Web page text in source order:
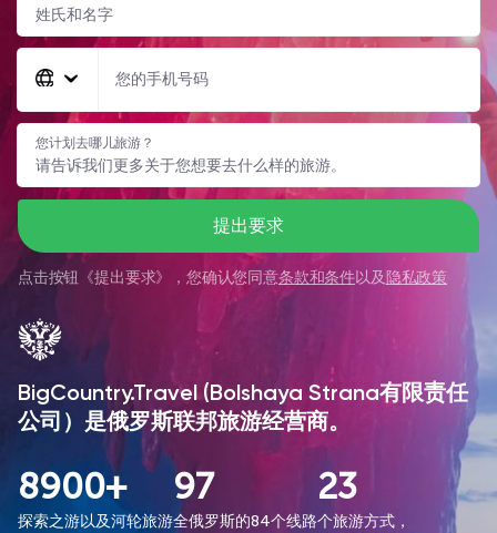
您的手机号码
您计划去哪儿旅游？
提出要求
点击按钮《提出要求》，您确认您同意条款和条件以及 隐私政策
BigCountry.Travel (Bolshaya Strana有限责任
公司）是俄罗斯联邦旅游经营商。
8900+
探索之游以及河轮旅游
97
全俄罗斯的84个线路
23
个旅游方式，